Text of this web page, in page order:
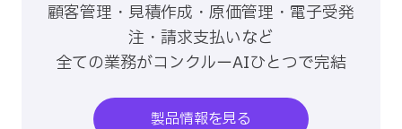
顧客管理・見積作成・原価管理・電子受発
注・請求支払いなど
全ての業務がコンクルーAIひとつで完結
製品情報を見る